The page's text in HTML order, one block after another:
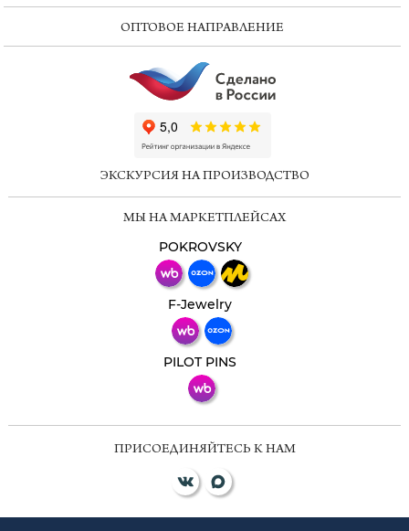
ОПТОВОЕ НАПРАВЛЕНИЕ
ЭКСКУРСИЯ НА ПРОИЗВОДСТВО
МЫ НА МАРКЕТПЛЕЙСАХ
POKROVSKY
F-Jewelry
PILOT PINS
ПРИСОЕДИНЯЙТЕСЬ К НАМ